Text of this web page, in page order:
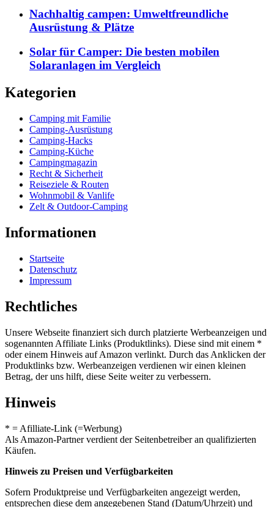
Nachhaltig campen: Umweltfreundliche
Ausrüstung & Plätze
Solar für Camper: Die besten mobilen
Solaranlagen im Vergleich
Kategorien
Camping mit Familie
Camping-Ausrüstung
Camping-Hacks
Camping-Küche
Campingmagazin
Recht & Sicherheit
Reiseziele & Routen
Wohnmobil & Vanlife
Zelt & Outdoor-Camping
Informationen
Startseite
Datenschutz
Impressum
Rechtliches
Unsere Webseite finanziert sich durch platzierte Werbeanzeigen und
sogenannten Affiliate Links (Produktlinks). Diese sind mit einem *
oder einem Hinweis auf Amazon verlinkt. Durch das Anklicken der
Produktlinks bzw. Werbeanzeigen verdienen wir einen kleinen
Betrag, der uns hilft, diese Seite weiter zu verbessern.
Hinweis
* = Afilliate-Link (=Werbung)
Als Amazon-Partner verdient der Seitenbetreiber an qualifizierten
Käufen.
Hinweis zu Preisen und Verfügbarkeiten
Sofern Produktpreise und Verfügbarkeiten angezeigt werden,
entsprechen diese dem angegebenen Stand (Datum/Uhrzeit) und